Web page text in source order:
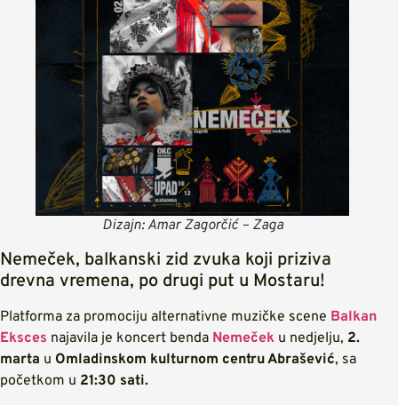
Dizajn: Amar Zagorčić – Zaga
Nemeček, balkanski zid zvuka koji priziva
drevna vremena, po drugi put u Mostaru!
Platforma za promociju alternativne muzičke scene Balkan
Eksces najavila je koncert benda Nemeček u nedjelju, 2.
marta u Omladinskom kulturnom centru Abrašević, sa
početkom u 21:30 sati.